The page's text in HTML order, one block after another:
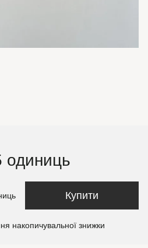
одиниць
Купити
накопичувальної знижки